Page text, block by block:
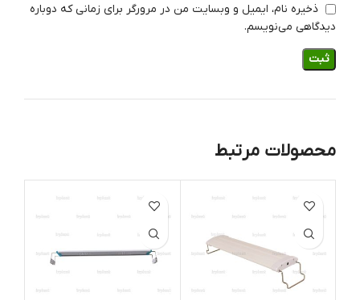
ذخیره نام، ایمیل و وبسایت من در مرورگر برای زمانی که دوباره
دیدگاهی می‌نویسم.
محصولات مرتبط